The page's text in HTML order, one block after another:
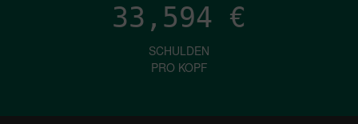
33,594 €
SCHULDEN
PRO KOPF